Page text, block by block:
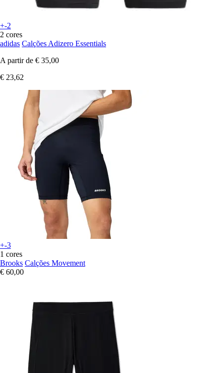
+-2
2 cores
adidas Calções Adizero Essentials
A partir de € 35,00
€ 23,62
+-3
1 cores
Brooks Calções Movement
€ 60,00